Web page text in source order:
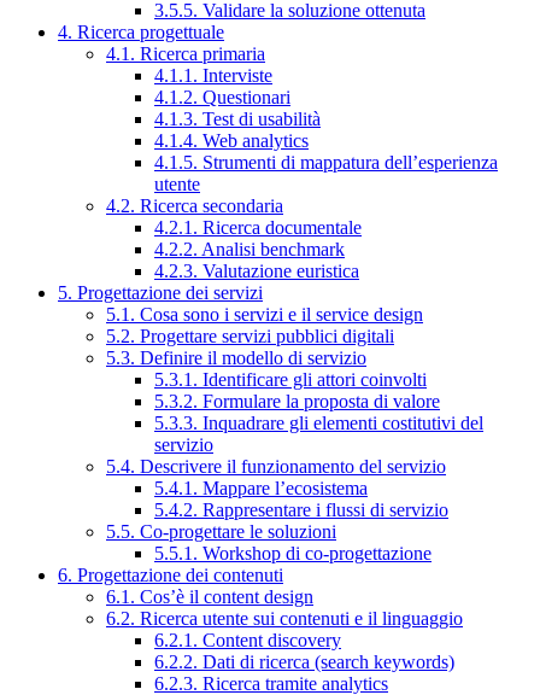
3.5.5. Validare la soluzione ottenuta
4. Ricerca progettuale
4.1. Ricerca primaria
4.1.1. Interviste
4.1.2. Questionari
4.1.3. Test di usabilità
4.1.4. Web analytics
4.1.5. Strumenti di mappatura dell’esperienza
utente
4.2. Ricerca secondaria
4.2.1. Ricerca documentale
4.2.2. Analisi benchmark
4.2.3. Valutazione euristica
5. Progettazione dei servizi
5.1. Cosa sono i servizi e il service design
5.2. Progettare servizi pubblici digitali
5.3. Definire il modello di servizio
5.3.1. Identificare gli attori coinvolti
5.3.2. Formulare la proposta di valore
5.3.3. Inquadrare gli elementi costitutivi del
servizio
5.4. Descrivere il funzionamento del servizio
5.4.1. Mappare l’ecosistema
5.4.2. Rappresentare i flussi di servizio
5.5. Co-progettare le soluzioni
5.5.1. Workshop di co-progettazione
6. Progettazione dei contenuti
6.1. Cos’è il content design
6.2. Ricerca utente sui contenuti e il linguaggio
6.2.1. Content discovery
6.2.2. Dati di ricerca (search keywords)
6.2.3. Ricerca tramite analytics